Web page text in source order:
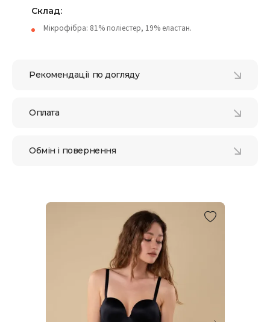
Склад:
Мікрофібра: 81% поліестер, 19% еластан.
Рекомендації по догляду
Оплата
Обмін і повернення